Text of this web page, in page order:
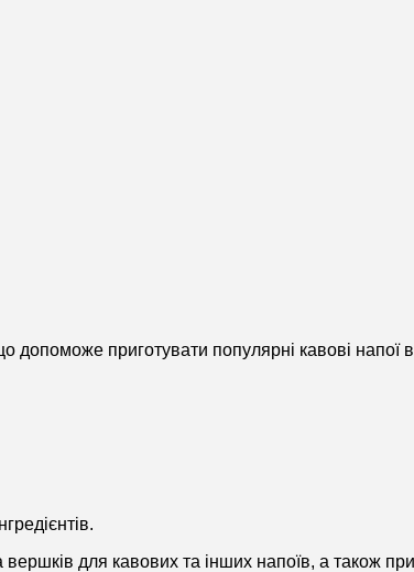
приготувати популярні кавові напої
для кавових та інших напоїв, а також